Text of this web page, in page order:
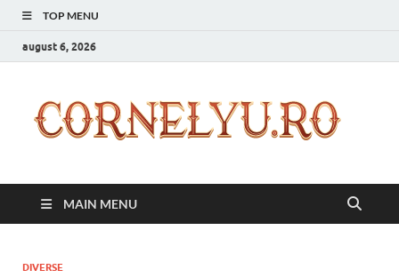
TOP MENU
august 6, 2026
ta mai
MAIN MENU
DIVERSE